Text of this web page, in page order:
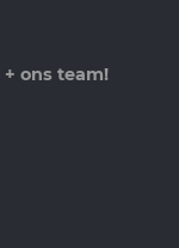
ons team!